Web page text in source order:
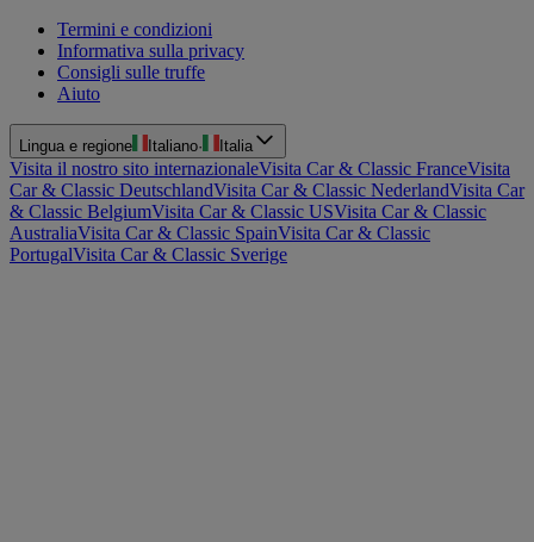
Termini e condizioni
Informativa sulla privacy
Consigli sulle truffe
Aiuto
Lingua e regione Italiano· Italia
Visita il nostro sito internazionaleVisita Car & Classic FranceVisita
Car & Classic DeutschlandVisita Car & Classic NederlandVisita Car
& Classic BelgiumVisita Car & Classic USVisita Car & Classic
AustraliaVisita Car & Classic SpainVisita Car & Classic
PortugalVisita Car & Classic Sverige